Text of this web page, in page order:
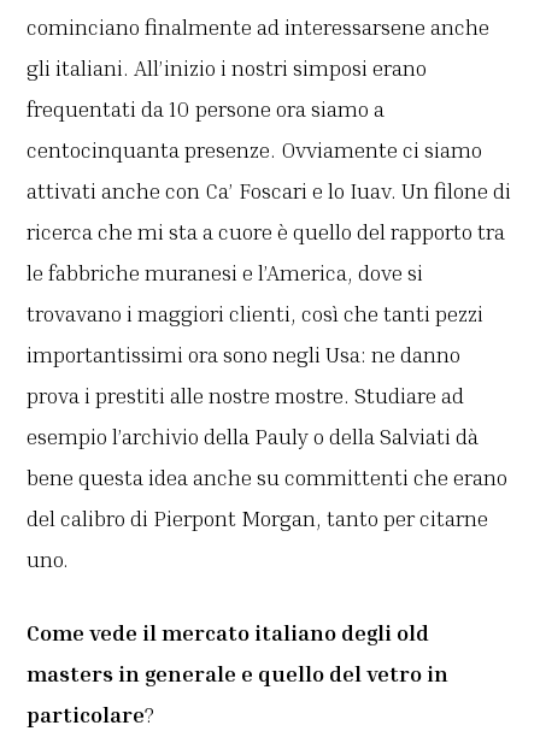
cominciano finalmente ad interessarsene anche
gli italiani. All’inizio i nostri simposi erano
frequentati da 10 persone ora siamo a
centocinquanta presenze. Ovviamente ci siamo
attivati anche con Ca’ Foscari e lo Iuav. Un filone di
ricerca che mi sta a cuore è quello del rapporto tra
le fabbriche muranesi e l’America, dove si
trovavano i maggiori clienti, così che tanti pezzi
importantissimi ora sono negli Usa: ne danno
prova i prestiti alle nostre mostre. Studiare ad
esempio l’archivio della Pauly o della Salviati dà
bene questa idea anche su committenti che erano
del calibro di Pierpont Morgan, tanto per citarne
uno.
Come vede il mercato italiano degli old
masters in generale e quello del vetro in
particolare?